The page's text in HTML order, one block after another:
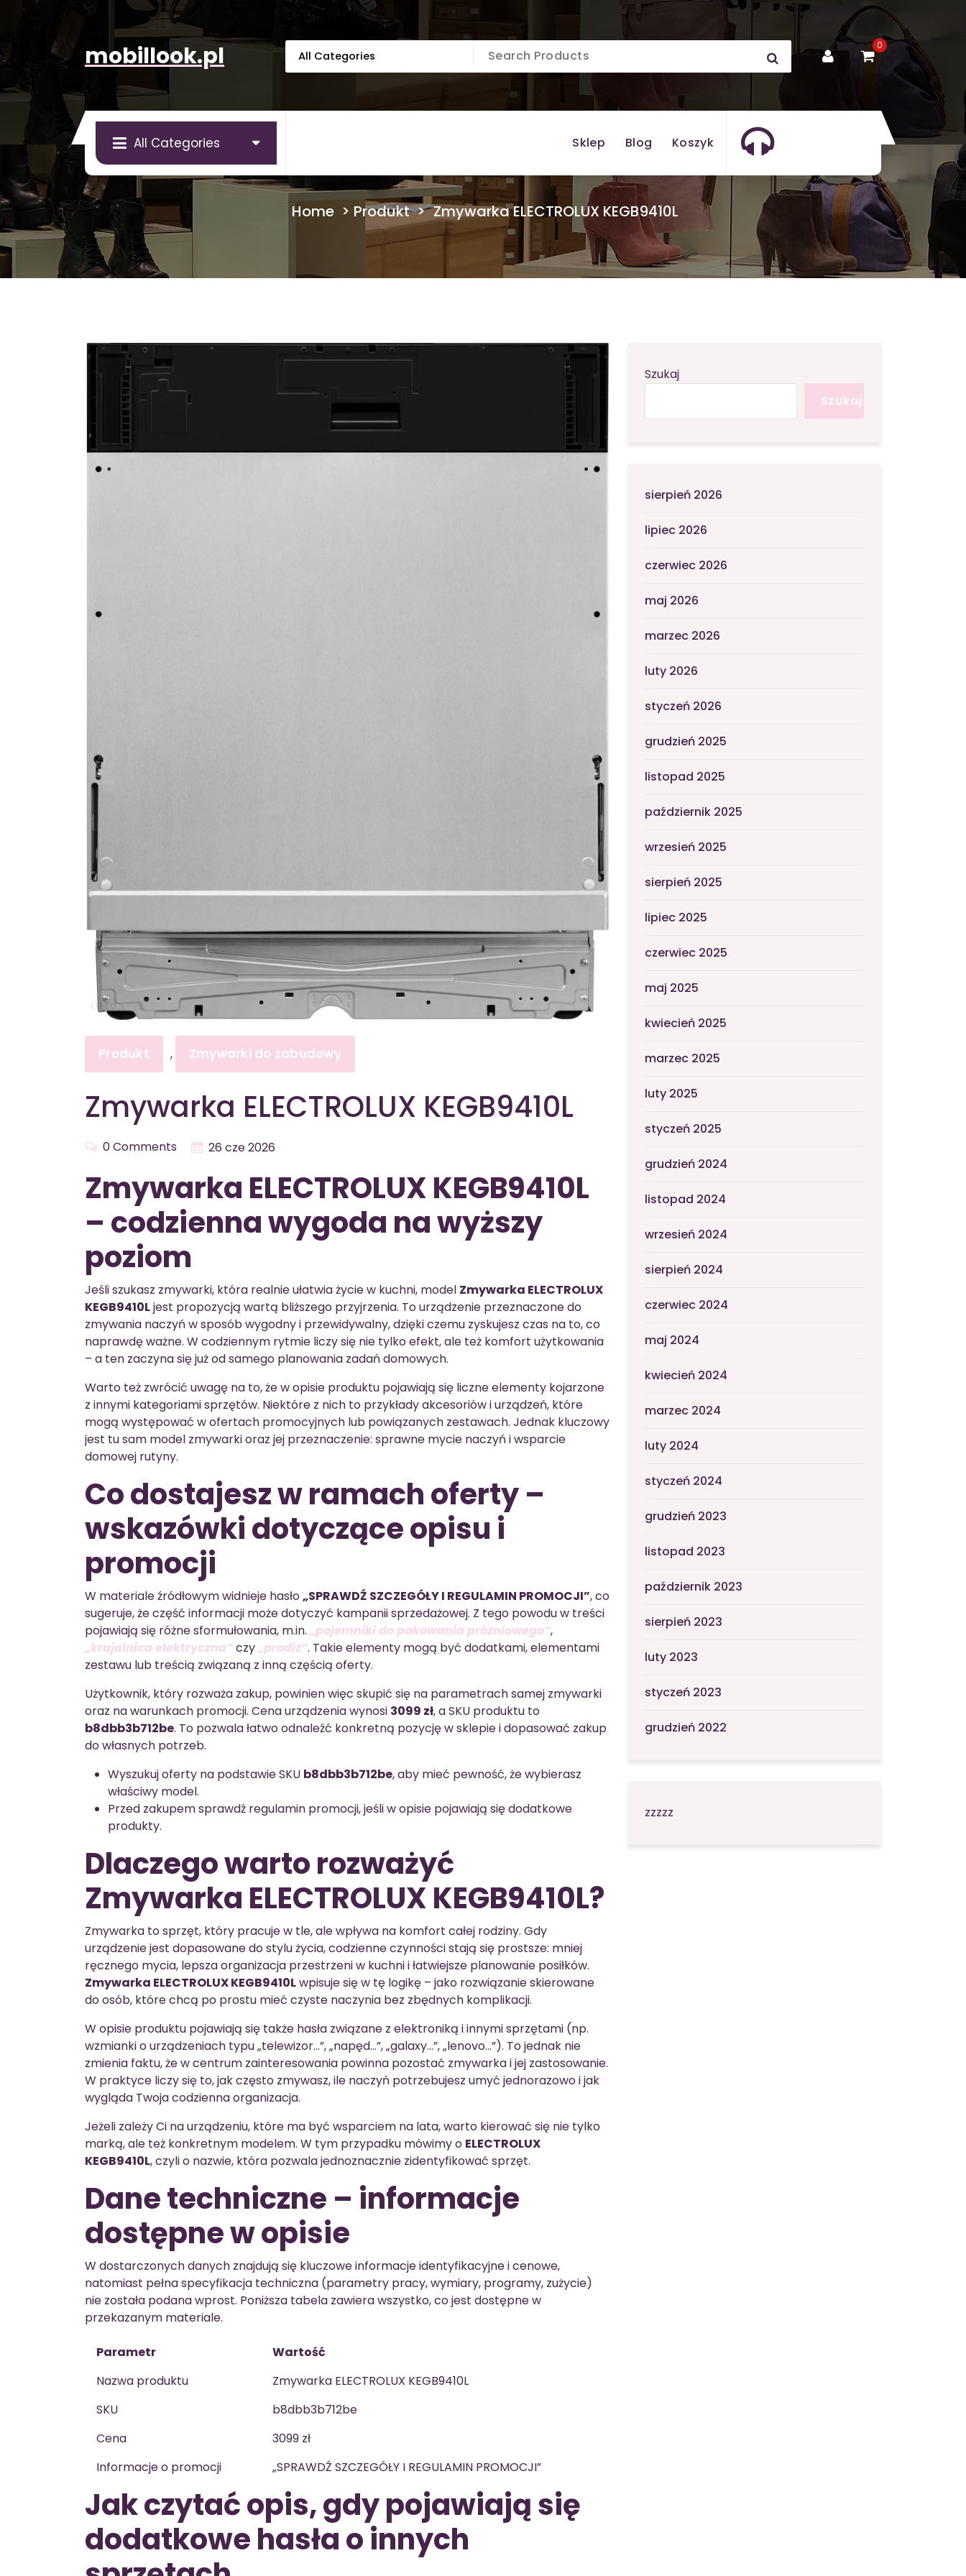
mobillook.pl 0
All Categories Sklep Blog Koszyk
Home > Produkt> Zmywarka ELECTROLUX KEGB9410L
Produkt , Zmywarki do zabudowy
Zmywarka ELECTROLUX KEGB9410L
0 Comments 26 cze 2026
Zmywarka ELECTROLUX KEGB9410L
– codzienna wygoda na wyższy
poziom
Jeśli szukasz zmywarki, która realnie ułatwia życie w kuchni, model Zmywarka ELECTROLUX
KEGB9410Ljest propozycją wartą bliższego przyjrzenia. To urządzenie przeznaczone do
zmywania naczyń w sposób wygodny i przewidywalny, dzięki czemu zyskujesz czas na to, co
naprawdę ważne. W codziennym rytmie liczy się nie tylko efekt, ale też komfort użytkowania
– a ten zaczyna się już od samego planowania zadań domowych.
Warto też zwrócić uwagę na to, że w opisie produktu pojawiają się liczne elementy kojarzone
z innymi kategoriami sprzętów. Niektóre z nich to przykłady akcesoriów i urządzeń, które
mogą występować w ofertach promocyjnych lub powiązanych zestawach. Jednak kluczowy
jest tu sam model zmywarki oraz jej przeznaczenie: sprawne mycie naczyń i wsparcie
domowej rutyny.
Co dostajesz w ramach oferty –
wskazówki dotyczące opisu i
promocji
W materiale źródłowym widnieje hasło „SPRAWDŹ SZCZEGÓŁY I REGULAMIN PROMOCJI”, co
sugeruje, że część informacji może dotyczyć kampanii sprzedażowej. Z tego powodu w treści
pojawiają się różne sformułowania, m.in. „pojemniki do pakowania próżniowego”,
„krajalnica elektryczna”czy „prodiż”. Takie elementy mogą być dodatkami, elementami
zestawu lub treścią związaną z inną częścią oferty.
Użytkownik, który rozważa zakup, powinien więc skupić się na parametrach samej zmywarki
oraz na warunkach promocji. Cena urządzenia wynosi 3099 zł, a SKU produktu to
b8dbb3b712be. To pozwala łatwo odnaleźć konkretną pozycję w sklepie i dopasować zakup
do własnych potrzeb.
Wyszukuj oferty na podstawie SKU b8dbb3b712be, aby mieć pewność, że wybierasz
właściwy model.
Przed zakupem sprawdź regulamin promocji, jeśli w opisie pojawiają się dodatkowe
produkty.
Dlaczego warto rozważyć
Zmywarka ELECTROLUX KEGB9410L?
Zmywarka to sprzęt, który pracuje w tle, ale wpływa na komfort całej rodziny. Gdy
urządzenie jest dopasowane do stylu życia, codzienne czynności stają się prostsze: mniej
ręcznego mycia, lepsza organizacja przestrzeni w kuchni i łatwiejsze planowanie posiłków.
Zmywarka ELECTROLUX KEGB9410Lwpisuje się w tę logikę – jako rozwiązanie skierowane
do osób, które chcą po prostu mieć czyste naczynia bez zbędnych komplikacji.
W opisie produktu pojawiają się także hasła związane z elektroniką i innymi sprzętami (np.
wzmianki o urządzeniach typu „telewizor…”, „napęd…”, „galaxy…”, „lenovo…”). To jednak nie
zmienia faktu, że w centrum zainteresowania powinna pozostać zmywarka i jej zastosowanie.
W praktyce liczy się to, jak często zmywasz, ile naczyń potrzebujesz umyć jednorazowo i jak
wygląda Twoja codzienna organizacja.
Jeżeli zależy Ci na urządzeniu, które ma być wsparciem na lata, warto kierować się nie tylko
marką, ale też konkretnym modelem. W tym przypadku mówimy o ELECTROLUX
KEGB9410L, czyli o nazwie, która pozwala jednoznacznie zidentyfikować sprzęt.
Dane techniczne – informacje
dostępne w opisie
W dostarczonych danych znajdują się kluczowe informacje identyfikacyjne i cenowe,
natomiast pełna specyfikacja techniczna (parametry pracy, wymiary, programy, zużycie)
nie została podana wprost. Poniższa tabela zawiera wszystko, co jest dostępne w
przekazanym materiale.
Parametr
Wartość
Nazwa produktu
Zmywarka ELECTROLUX KEGB9410L
SKU
b8dbb3b712be
Cena
3099 zł
Informacje o promocji
„SPRAWDŹ SZCZEGÓŁY I REGULAMIN PROMOCJI”
Jak czytać opis, gdy pojawiają się
dodatkowe hasła o innych
Szukaj
Szukaj
sierpień 2026
lipiec 2026
czerwiec 2026
maj 2026
marzec 2026
luty 2026
styczeń 2026
grudzień 2025
listopad 2025
październik 2025
wrzesień 2025
sierpień 2025
lipiec 2025
czerwiec 2025
maj 2025
kwiecień 2025
marzec 2025
luty 2025
styczeń 2025
grudzień 2024
listopad 2024
wrzesień 2024
sierpień 2024
czerwiec 2024
maj 2024
kwiecień 2024
marzec 2024
luty 2024
styczeń 2024
grudzień 2023
listopad 2023
październik 2023
sierpień 2023
luty 2023
styczeń 2023
grudzień 2022
zzzzz